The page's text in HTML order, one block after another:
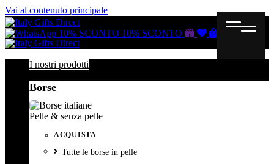
Vai al contenuto principale
10% SCONTO 10% SCONTO
Buono
ListaCarrello
I nostri prodotti
Borse
Pelle & senza pelle
ACQUISTA
Tutte le borse in pelle